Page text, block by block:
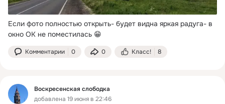
Если фото полностью открыть- будет видна яркая радуга- в
окно ОК не поместилась 😁
Комментарии 0 0 Класс! 8
Воскресенская слободка
добавлена 19 июня в 22:46